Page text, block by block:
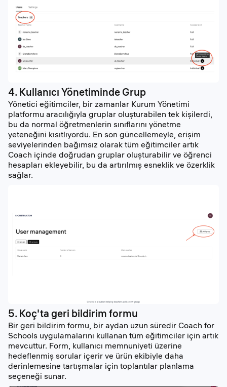
4. Kullanıcı Yönetiminde Grup
Yönetici eğitimciler, bir zamanlar Kurum Yönetimi
platformu aracılığıyla gruplar oluşturabilen tek kişilerdi,
bu da normal öğretmenlerin sınıflarını yönetme
yeteneğini kısıtlıyordu. En son güncellemeyle, erişim
seviyelerinden bağımsız olarak tüm eğitimciler artık
Coach içinde doğrudan gruplar oluşturabilir ve öğrenci
hesapları ekleyebilir, bu da artırılmış esneklik ve özerklik
sağlar.
5. Koç'ta geri bildirim formu
Bir geri bildirim formu, bir aydan uzun süredir Coach for
Schools uygulamalarını kullanan tüm eğitimciler için artık
mevcuttur. Form, kullanıcı memnuniyeti üzerine
hedeflenmiş sorular içerir ve ürün ekibiyle daha
derinlemesine tartışmalar için toplantılar planlama
seçeneği sunar.